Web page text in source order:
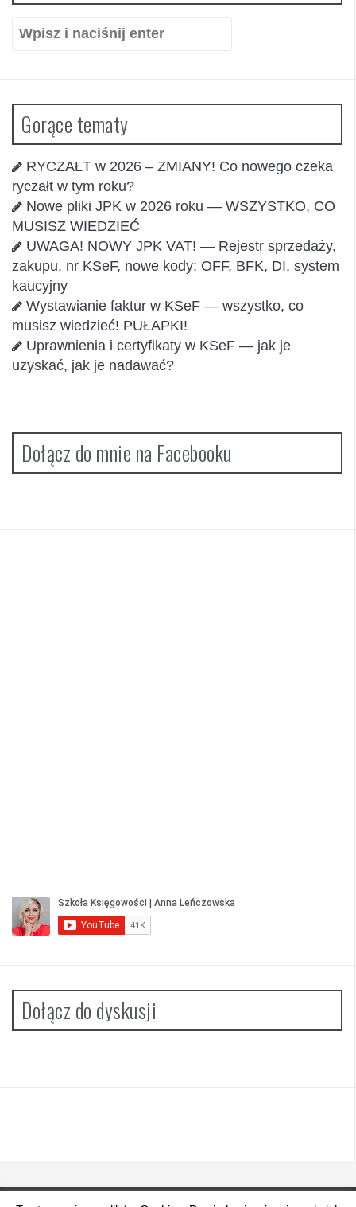
Szukaj:
Gorące tematy
RYCZAŁT w 2026 – ZMIANY! Co nowego czeka
ryczałt w tym roku?
Nowe pliki JPK w 2026 roku — WSZYSTKO, CO
MUSISZ WIEDZIEĆ
UWAGA! NOWY JPK VAT! — Rejestr sprzedaży,
zakupu, nr KSeF, nowe kody: OFF, BFK, DI, system
kaucyjny
Wystawianie faktur w KSeF — wszystko, co
musisz wiedzieć! PUŁAPKI!
Uprawnienia i certyfikaty w KSeF — jak je
uzyskać, jak je nadawać?
Dołącz do mnie na Facebooku
Dołącz do dyskusji